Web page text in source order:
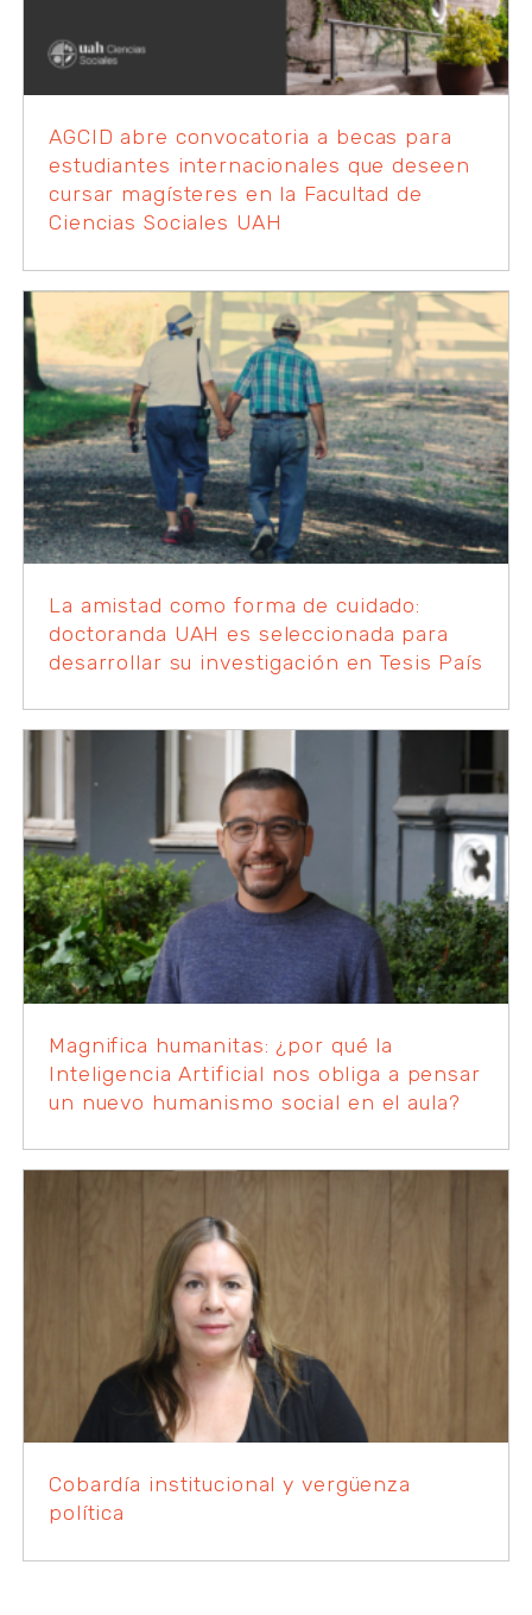
AGCID abre convocatoria a becas para
estudiantes internacionales que deseen
cursar magísteres en la Facultad de
Ciencias Sociales UAH
La amistad como forma de cuidado:
doctoranda UAH es seleccionada para
desarrollar su investigación en Tesis País
Magnifica humanitas: ¿por qué la
Inteligencia Artificial nos obliga a pensar
un nuevo humanismo social en el aula?
Cobardía institucional y vergüenza
política